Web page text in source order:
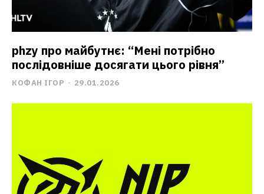
phzy про майбутнє: “Мені потрібно
послідовніше досягати цього рівня”
КОФАН ІГОР - 29.01.2026